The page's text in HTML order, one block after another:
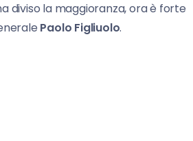
diviso la maggioranza, ora è forte
Paolo Figliuolo.